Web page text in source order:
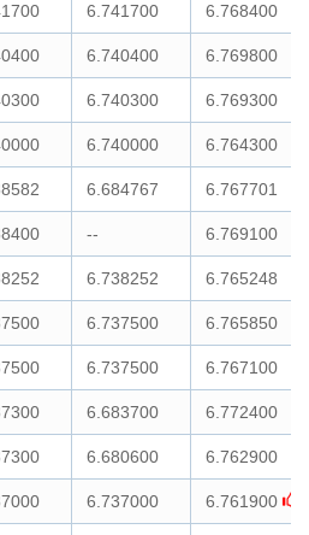
6.741700 6.768400
6.740400 6.769800
6.740300 6.769300
6.740000 6.764300
6.684767 6.767701
-- 6.769100
6.738252 6.765248
6.737500 6.765850
6.737500 6.767100
6.683700 6.772400
6.680600 6.762900
6.737000 6.761900